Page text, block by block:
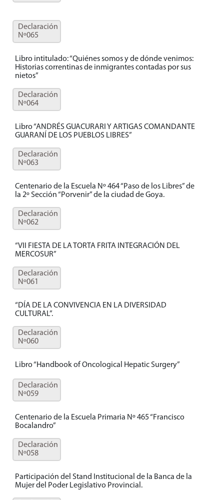
Declaración
Nº065
Libro intitulado: “Quiénes somos y de dónde venimos:
Historias correntinas de inmigrantes contadas por sus
nietos”
Declaración
Nº064
Libro “ANDRÉS GUACURARI Y ARTIGAS COMANDANTE
GUARANÍ DE LOS PUEBLOS LIBRES”
Declaración
Nº063
Centenario de la Escuela Nº 464 “Paso de los Libres” de
la 2º Sección “Porvenir” de la ciudad de Goya.
Declaración
Nº062
“VII FIESTA DE LA TORTA FRITA INTEGRACIÓN DEL
MERCOSUR”
Declaración
Nº061
“DÍA DE LA CONVIVENCIA EN LA DIVERSIDAD
CULTURAL”.
Declaración
Nº060
Libro “Handbook of Oncological Hepatic Surgery”
Declaración
Nº059
Centenario de la Escuela Primaria Nº 465 “Francisco
Bocalandro”
Declaración
Nº058
Participación del Stand Institucional de la Banca de la
Mujer del Poder Legislativo Provincial.